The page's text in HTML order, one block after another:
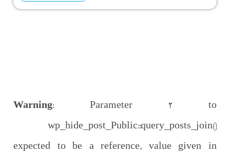
Warning: Parameter 2 to
wp_hide_post_Public::query_posts_join()
expected to be a reference, value given in